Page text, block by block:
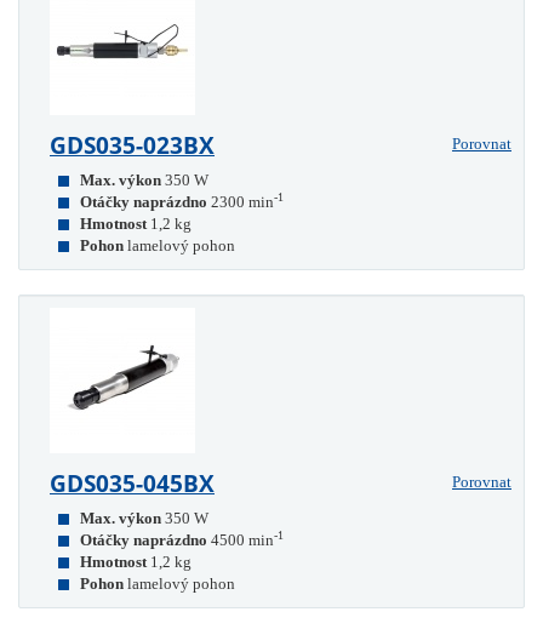
GDS035-023BX
Porovnat
Max. výkon 350 W
Otáčky naprázdno 2300 min-1
Hmotnost 1,2 kg
Pohon lamelový pohon
GDS035-045BX
Porovnat
Max. výkon 350 W
Otáčky naprázdno 4500 min-1
Hmotnost 1,2 kg
Pohon lamelový pohon